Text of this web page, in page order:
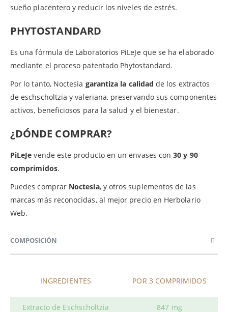
sueño placentero y reducir los niveles de estrés.
PHYTOSTANDARD
Es una fórmula de Laboratorios PiLeJe que se ha elaborado
mediante el proceso patentado Phytostandard.
Por lo tanto, Noctesia garantiza la calidad de los extractos
de eschscholtzia y valeriana, preservando sus componentes
activos, beneficiosos para la salud y el bienestar.
¿DÓNDE COMPRAR?
PiLeJe vende este producto en un envases con30 y 90
comprimidos.
Puedes comprar Noctesia, y otros suplementos de las
marcas más reconocidas, al mejor precio en Herbolario
Web.
COMPOSICIÓN
INGREDIENTES POR 3 COMPRIMIDOS
Extracto de Eschscholtzia 847 mg